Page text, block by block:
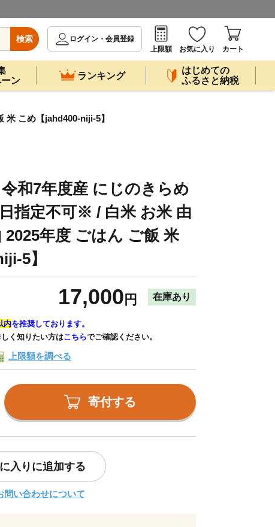
検索
ログイン・会員登録
上限額
お気に入り カート
ン
ランキング
はじめての
ふるさと納税
こめ【jahd400-niji-5】
令和7年度産 にじのきらめ
指定不可※ / 白米 お米 由
2025年度 ごはん ご飯 米
5】
17,000 円 在庫あり
内を推奨しております。
く知りたい方はこちらでご確認ください。
上限額を調べる
寄付する
入りに追加する
問い合わせについて